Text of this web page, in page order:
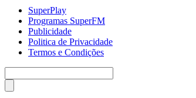
SuperPlay
Programas SuperFM
Publicidade
Politica de Privacidade
Termos e Condições